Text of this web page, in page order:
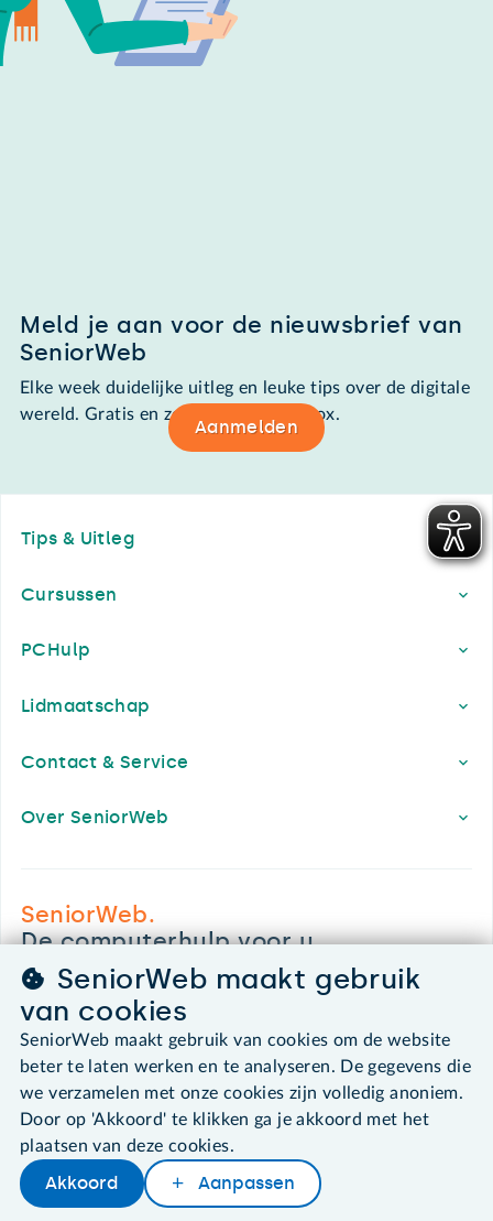
Meld je aan voor de nieuwsbrief van
SeniorWeb
Elke week duidelijke uitleg en leuke tips over de digitale
wereld. Gratis en zomaar in de mailbox.
Aanmelden
Tips & Uitleg
Cursussen
PCHulp
Lidmaatschap
Contact & Service
Over SeniorWeb
SeniorWeb.
De computerhulp voor u.
030 - 276 99 65
leden@seniorweb.nl
©2026 SeniorWeb
Algemene voorwaarden
Cookies en cookie-instellingen
SeniorWeb maakt gebruik
van cookies
SeniorWeb maakt gebruik van cookies om de website
beter te laten werken en te analyseren. De gegevens die
we verzamelen met onze cookies zijn volledig anoniem.
Door op 'Akkoord' te klikken ga je akkoord met het
plaatsen van deze cookies.
Akkoord Aanpassen